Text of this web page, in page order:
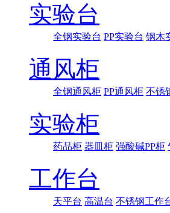
实验台
全钢实验台 PP实验台 钢木
通风柜
全钢通风柜 PP通风柜 不锈
实验柜
药品柜 器皿柜 强酸碱PP柜
工作台
天平台 高温台 不锈钢工作